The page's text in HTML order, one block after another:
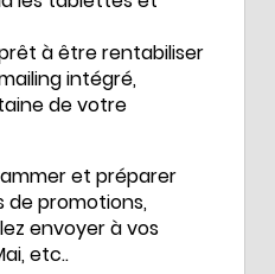
à être rentabiliser
intégré,
de votre
et préparer
de promotions,
envoyer à vos
etc..